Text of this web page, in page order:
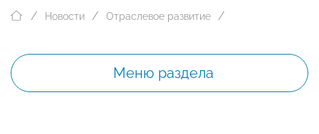
Новости Отраслевое развитие
Меню раздела